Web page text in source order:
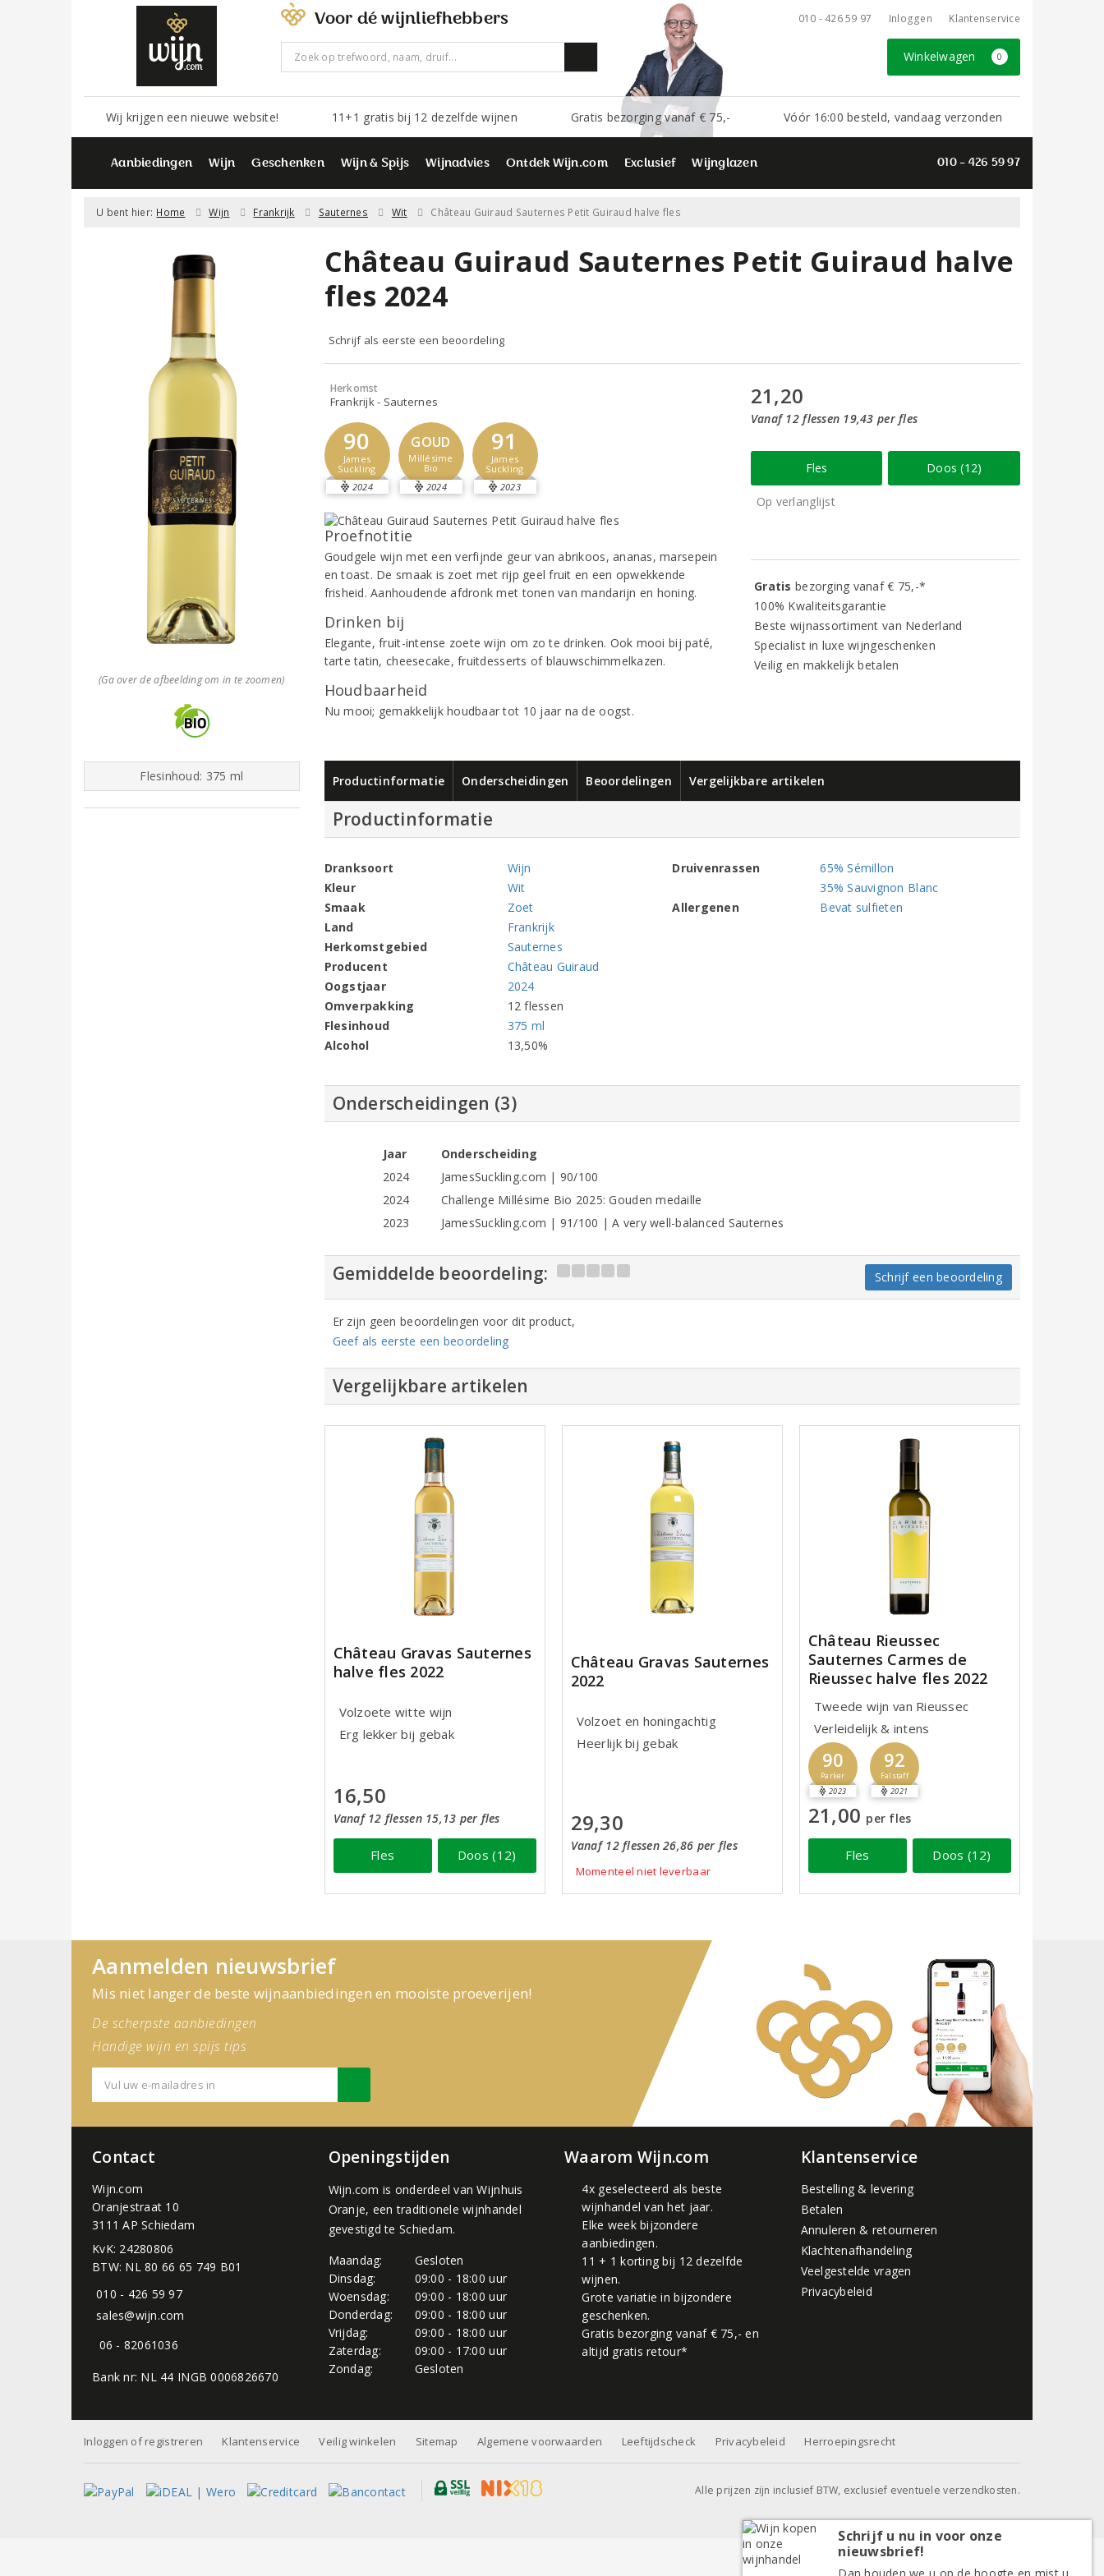
Voor dé wijnliefhebbers 010 - 426 59 97 Inloggen Klantenservice
Winkelwagen 0
Wij krijgen een nieuwe website! 11+1 gratis bij 12 dezelfde wijnen Gratis bezorging vanaf € 75,- Vóór 16:00 besteld, vandaag verzonden
Aanbiedingen Wijn Geschenken Wijn & Spijs Wijnadvies Ontdek Wijn.com Exclusief Wijnglazen 010 - 426 59 97
U bent hier: Home Wijn Frankrijk Sauternes Wit Château Guiraud Sauternes Petit Guiraud halve fles
(Ga over de afbeelding om in te zoomen)
Flesinhoud: 375 ml
Château Guiraud Sauternes Petit Guiraud halve
fles 2024
Schrijf als eerste een beoordeling
Herkomst
Frankrijk - Sauternes
90
James
Suckling
2024
GOUD
Millésime
Bio
2024
91
James
Suckling
2023
Proefnotitie
Goudgele wijn met een verfijnde geur van abrikoos, ananas, marsepein
en toast. De smaak is zoet met rijp geel fruit en een opwekkende
frisheid. Aanhoudende afdronk met tonen van mandarijn en honing.
Drinken bij
Elegante, fruit-intense zoete wijn om zo te drinken. Ook mooi bij paté,
tarte tatin, cheesecake, fruitdesserts of blauwschimmelkazen.
Houdbaarheid
Nu mooi; gemakkelijk houdbaar tot 10 jaar na de oogst.
21,20
Vanaf 12 flessen 19,43 per fles
Fles Doos (12)
Op verlanglijst
Gratisbezorging vanaf € 75,-*
100% Kwaliteitsgarantie
Beste wijnassortiment van Nederland
Specialist in luxe wijngeschenken
Veilig en makkelijk betalen
Productinformatie Onderscheidingen Beoordelingen Vergelijkbare artikelen
Productinformatie
Dranksoort
Wijn
Kleur
Wit
Smaak
Zoet
Land
Frankrijk
Herkomstgebied
Sauternes
Producent
Château Guiraud
Oogstjaar
2024
Omverpakking
12 flessen
Flesinhoud
375 ml
Alcohol
13,50%
Druivenrassen
65% Sémillon
35% Sauvignon Blanc
Allergenen
Bevat sulfieten
Onderscheidingen (3)
Jaar
Onderscheiding
2024
JamesSuckling.com | 90/100
2024
Challenge Millésime Bio 2025: Gouden medaille
2023
JamesSuckling.com | 91/100 | A very well-balanced Sauternes
Gemiddelde beoordeling: Schrijf een beoordeling
Er zijn geen beoordelingen voor dit product,
Geef als eerste een beoordeling
Vergelijkbare artikelen
Château Gravas Sauternes
halve fles 2022
Volzoete witte wijn
Erg lekker bij gebak
16,50
Vanaf 12 flessen 15,13 per fles
Fles Doos (12)
Château Gravas Sauternes
2022
Volzoet en honingachtig
Heerlijk bij gebak
29,30
Vanaf 12 flessen 26,86 per fles
Momenteel niet leverbaar
Château Rieussec
Sauternes Carmes de
Rieussec halve fles 2022
Tweede wijn van Rieussec
Verleidelijk & intens
90
Parker
2023
92
Falstaff
2021
21,00 per fles
Fles Doos (12)
Aanmelden nieuwsbrief
Mis niet langer de beste wijnaanbiedingen en mooiste proeverijen!
De scherpste aanbiedingen
Handige wijn en spijs tips
Contact
Wijn.com
Oranjestraat 10
3111 AP Schiedam
KvK: 24280806
BTW: NL 80 66 65 749 B01
010 - 426 59 97
sales@wijn.com
06 - 82061036
Bank nr: NL 44 INGB 0006826670
Openingstijden
Wijn.com is onderdeel vanWijnhuis
Oranje, een traditionele wijnhandel
gevestigd te Schiedam.
Maandag:
Gesloten
Dinsdag:
09:00 - 18:00 uur
Woensdag:
09:00 - 18:00 uur
Donderdag:
09:00 - 18:00 uur
Vrijdag:
09:00 - 18:00 uur
Zaterdag:
09:00 - 17:00 uur
Zondag:
Gesloten
Waarom Wijn.com
4x geselecteerd als beste
wijnhandel van het jaar.
Elke week bijzondere
aanbiedingen.
11 + 1 korting bij 12 dezelfde
wijnen.
Grote variatie in bijzondere
geschenken.
Gratis bezorging vanaf € 75,- en
altijd gratis retour*
Klantenservice
Bestelling & levering
Betalen
Annuleren & retourneren
Klachtenafhandeling
Veelgestelde vragen
Privacybeleid
Inloggen of registreren Klantenservice Veilig winkelen Sitemap Algemene voorwaarden Leeftijdscheck Privacybeleid Herroepingsrecht
Alle prijzen zijn inclusief BTW, exclusief eventuele verzendkosten.
Schrijf u nu in voor onze
nieuwsbrief!